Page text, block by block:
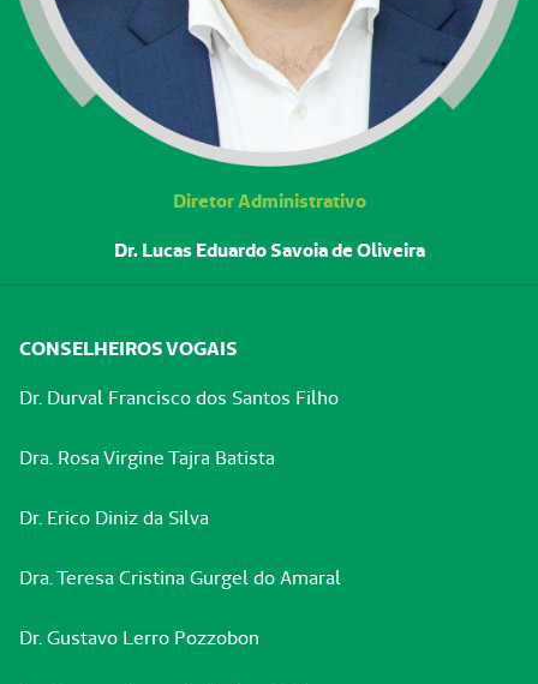
Diretor Administrativo
Dr. Lucas Eduardo Savoia de Oliveira
CONSELHEIROS VOGAIS
Dr. Durval Francisco dos Santos Filho
Dra. Rosa Virgine Tajra Batista
Dr. Erico Diniz da Silva
Dra. Teresa Cristina Gurgel do Amaral
Dr. Gustavo Lerro Pozzobon